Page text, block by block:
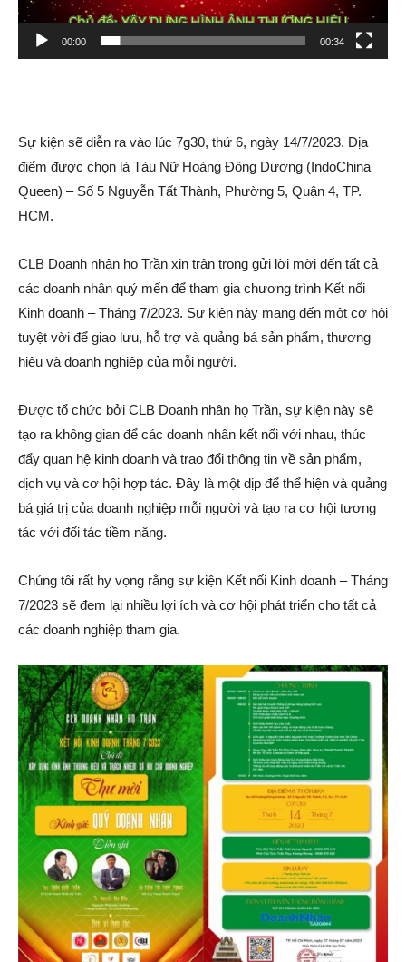
a
00:00 00:34
Sự kiện sẽ diễn ra vào lúc 7g30, thứ 6, ngày 14/7/2023. Địa
điểm được chọn là Tàu Nữ Hoàng Đông Dương (IndoChina
Queen) – Số 5 Nguyễn Tất Thành, Phường 5, Quận 4, TP.
HCM.
CLB Doanh nhân họ Trần xin trân trọng gửi lời mời đến tất cả
các doanh nhân quý mến để tham gia chương trình Kết nối
Kinh doanh – Tháng 7/2023. Sự kiện này mang đến một cơ hội
tuyệt vời để giao lưu, hỗ trợ và quảng bá sản phẩm, thương
hiệu và doanh nghiệp của mỗi người.
Được tổ chức bởi CLB Doanh nhân họ Trần, sự kiện này sẽ
tạo ra không gian để các doanh nhân kết nối với nhau, thúc
đẩy quan hệ kinh doanh và trao đổi thông tin về sản phẩm,
dịch vụ và cơ hội hợp tác. Đây là một dịp để thể hiện và quảng
bá giá trị của doanh nghiệp mỗi người và tạo ra cơ hội tương
tác với đối tác tiềm năng.
Chúng tôi rất hy vọng rằng sự kiện Kết nối Kinh doanh – Tháng
7/2023 sẽ đem lại nhiều lợi ích và cơ hội phát triển cho tất cả
các doanh nghiệp tham gia.